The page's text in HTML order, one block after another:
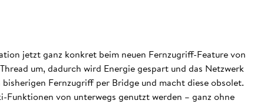
jetzt ganz konkret beim neuen Fernzugriff-Feature von
um, dadurch wird Energie gespart und das Netzwerk
Fernzugriff per Bridge und macht diese obsolet.
Funktionen von unterwegs genutzt werden – ganz ohne